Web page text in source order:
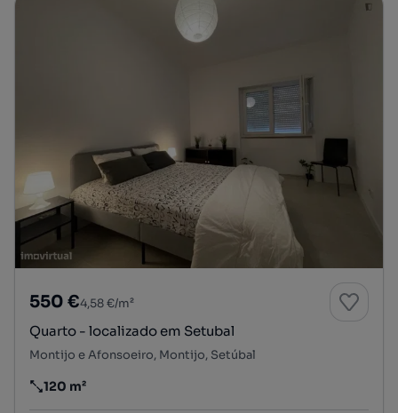
550 €4,58 €/m²
Quarto - localizado em Setubal
Montijo e Afonsoeiro, Montijo, Setúbal
Preço por metro quadrado
120 m²